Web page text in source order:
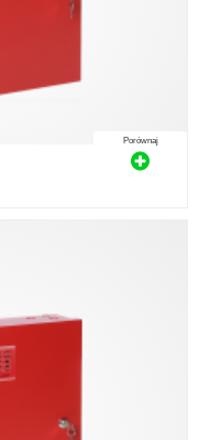
Porównaj